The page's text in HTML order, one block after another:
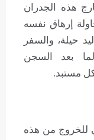
هذه الجدران
إرهاق نفسه
حيلة، والسفر
بعد السجن
مستبد.
للخروج من هذه